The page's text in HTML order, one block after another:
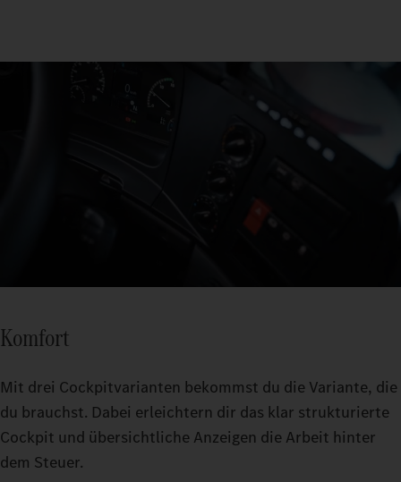
Komfort
Mit drei Cockpitvarianten bekommst du die Variante, die
du brauchst. Dabei erleichtern dir das klar strukturierte
Cockpit und übersichtliche Anzeigen die Arbeit hinter
dem Steuer.